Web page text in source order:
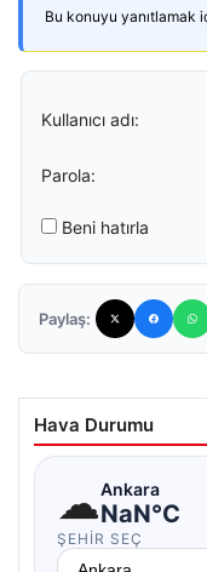
Bu konuyu yanıtlamak
Kullanıcı adı:
Parola:
Beni hatırla
Paylaş:
Hava Durumu
☁Ankara
NaN°C
ŞEHIR SEÇ